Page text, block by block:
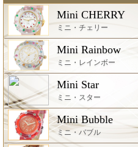
Mini CHERRY
ミニ・チェリー
Mini Rainbow
ミニ・レインボー
Mini Star
ミニ・スター
Mini Bubble
ミニ・バブル